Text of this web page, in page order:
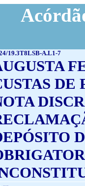
19.3T8LSB-A.L1-7
DE